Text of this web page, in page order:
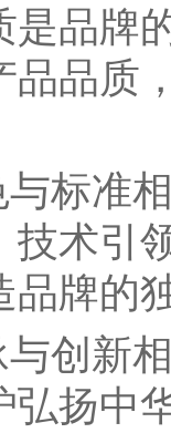
是品牌
品品质
标准相
技术引
品牌的
创新相
弘扬中